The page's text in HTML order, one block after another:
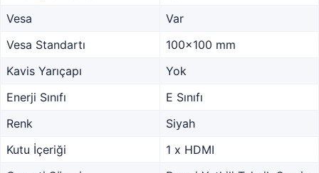
Vesa
Var
Vesa Standartı
100x100 mm
Kavis Yarıçapı
Yok
Enerji Sınıfı
E Sınıfı
Renk
Siyah
Kutu İçeriği
1 x HDMI